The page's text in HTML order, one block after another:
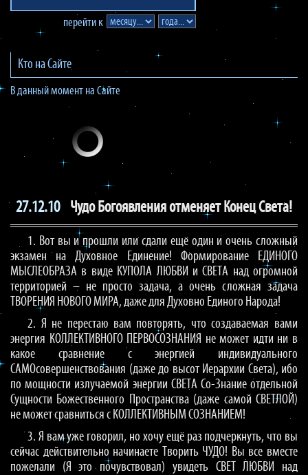
перейти к
Кто на Сайте
В данный момент на Сайте
27.12.10 Чудо Богоявления отменяет Конец Света!
1. Вот вы и прошли или сдали ещё один и очень сложный
экзамен на Духовное Единение! Формирование ЕДИНОГО
МЫСЛЕОБРАЗА в виде КУПОЛА ЛЮБВИ и СВЕТА над огромной
территорией – не просто задача, а очень сложная задача
ТВОРЕНИЯ НОВОГО МИРА, даже для Духовно Единого Народа!
2. Я не перестаю вам повторять, что создаваемая вами
энергия КОЛЛЕКТИВНОГО ПЕРВОСОЗНАНИЯ не может идти ни в
какое сравнение с энергией индивидуального
САМОсовершенствования (даже до высот Иерархии Света), ибо
по мощности излучаемой энергии СВЕТА Со-Знание отдельной
Сущности Божественного Пространства (даже самой СВЕТЛОЙ)
не может сравниться с КОЛЛЕКТИВНЫМ СОЗНАНИЕМ!
3. Я вам уже говорил, но хочу ещё раз подчеркнуть, что вы
сейчас действительно начинаете Творить ЧУДО! Вы все вместе
пожелали (Я это почувствовал) увидеть СВЕТ ЛЮБВИ над